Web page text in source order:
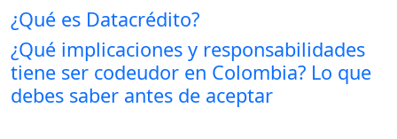
¿Qué es Datacrédito?
¿Qué implicaciones y responsabilidades
tiene ser codeudor en Colombia? Lo que
debes saber antes de aceptar